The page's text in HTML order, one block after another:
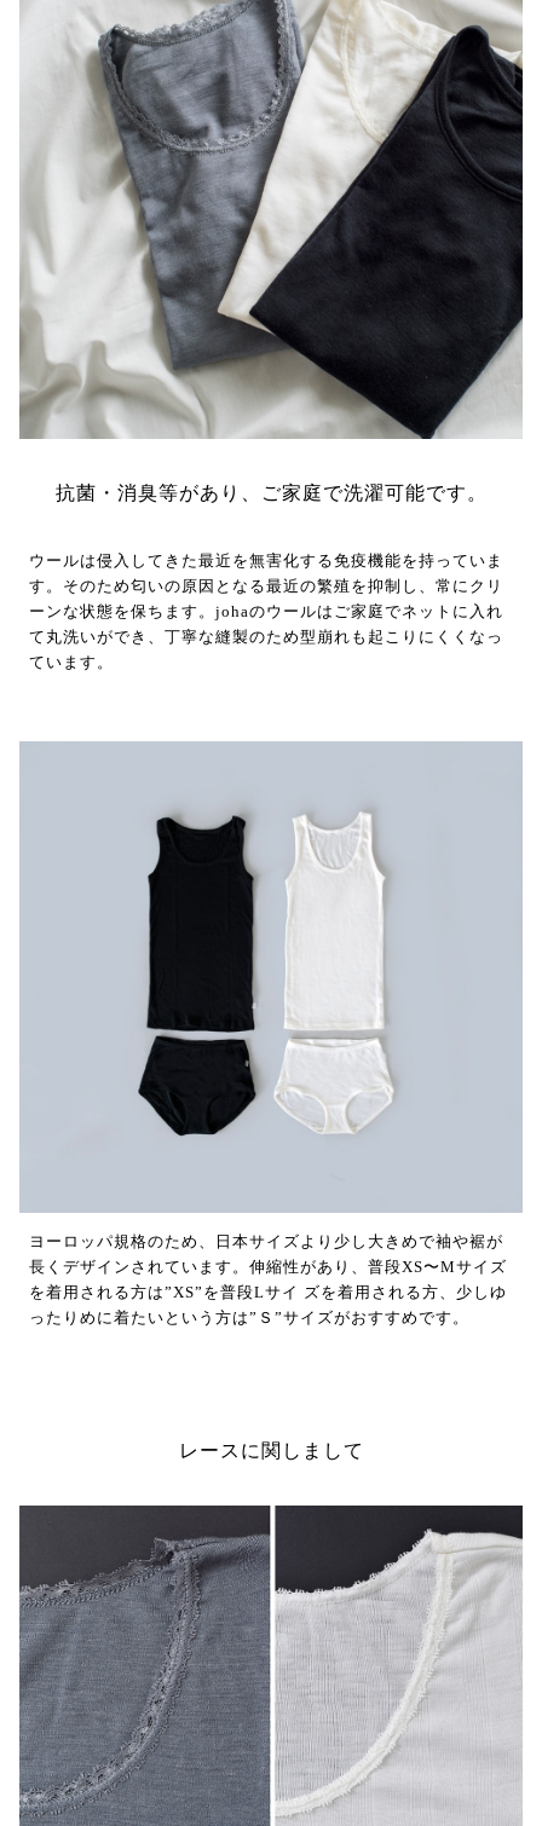
抗菌・消臭等があり、ご家庭で洗濯可能です。
ウールは侵入してきた最近を無害化する免疫機能を持っていま
す。そのため匂いの原因となる最近の繁殖を抑制し、常にクリ
ーンな状態を保ちます。johaのウールはご家庭でネットに入れ
て丸洗いができ、丁寧な縫製のため型崩れも起こりにくくなっ
ています。
ヨーロッパ規格のため、日本サイズより少し大きめで袖や裾が
長くデザインされています。伸縮性があり、普段XS〜Mサイズ
を着用される方は”XS”を普段Lサイ ズを着用される方、少しゆ
ったりめに着たいという方は”Ｓ”サイズがおすすめです。
レースに関しまして